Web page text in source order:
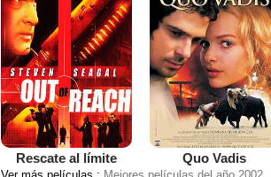
Rescate al límite Quo Vadis